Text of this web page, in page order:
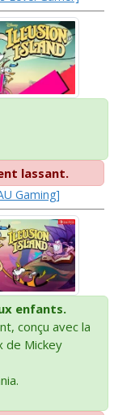
lassant.
Gaming]
enfants.
conçu avec la
de Mickey